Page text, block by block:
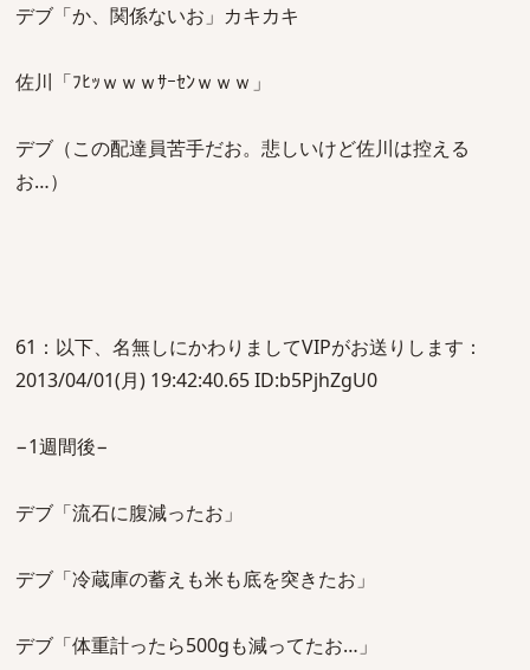
デブ「か、関係ないお」カキカキ
佐川「ﾌﾋｯｗｗｗｻｰｾﾝｗｗｗ」
デブ（この配達員苦手だお。悲しいけど佐川は控える
お…）
61：以下、名無しにかわりましてVIPがお送りします：
2013/04/01(月) 19:42:40.65 ID:b5PjhZgU0
−1週間後−
デブ「流石に腹減ったお」
デブ「冷蔵庫の蓄えも米も底を突きたお」
デブ「体重計ったら500gも減ってたお…」